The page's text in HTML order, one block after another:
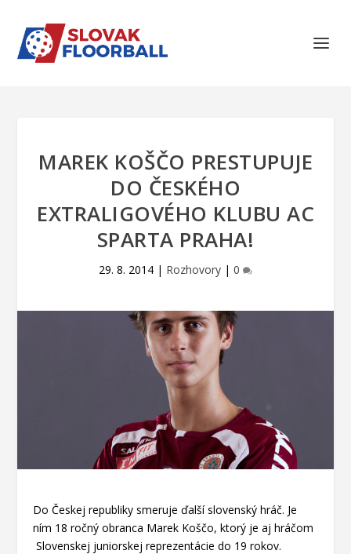
MAREK KOŠČO PRESTUPUJE
DO ČESKÉHO
EXTRALIGOVÉHO KLUBU AC
SPARTA PRAHA!
29. 8. 2014 | Rozhovory | 0
Do Českej republiky smeruje ďalší slovenský hráč. Je
ním 18 ročný obranca Marek Koščo, ktorý je aj hráčom
Slovenskej juniorskej reprezentácie do 19 rokov.